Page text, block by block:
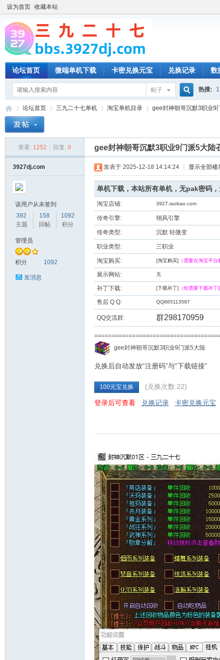
设为首页 收藏本站
论坛首页 微端单机下载 卡密兑换元宝 兑换记录 数
帖子
搜
索
热搜:
论坛首页
›
三九二十七单机
›
淘宝单机目录
›
gee封神朝哥沉默3职业9
查看: 1252 回复: 0 gee封神朝哥沉默3职业9门派5大陆
3927dj.com
该用户从未签到
392
主题
158
回帖
1092
积分
管理员
积分 1092
发消息
发表于 2025-12-18 14:14:24 显示全部楼
单机下载，本站所有单机，无pak密码
淘宝店铺: 3927.taobao.com
传奇引擎: 翎风引擎
传奇类型: 沉默 轻微变
职业类型: 三职业
淘宝购买: [淘宝购买] （需要在淘宝平
展示网站: 无
补丁下载: [下载补丁] （给需要下载补
售后 Q Q: QQ865113587
QQ交流群: 群298170959
gee封神朝哥沉默3职业9门派5大陆
兑换后自动发放“注册码”与“下载链接”
100元宝兑换 (兑换次数:22)
登录后可查看 兑换记录 卡密兑换元宝